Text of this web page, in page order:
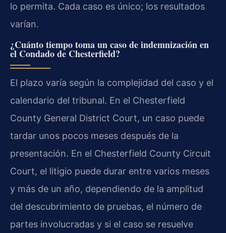
lo permita. Cada caso es único; los resultados
varían.
¿Cuánto tiempo toma un caso de indemnización en
el Condado de Chesterfield?
El plazo varía según la complejidad del caso y el
calendario del tribunal. En el Chesterfield
County General District Court, un caso puede
tardar unos pocos meses después de la
presentación. En el Chesterfield County Circuit
Court, el litigio puede durar entre varios meses
y más de un año, dependiendo de la amplitud
del descubrimiento de pruebas, el número de
partes involucradas y si el caso se resuelve